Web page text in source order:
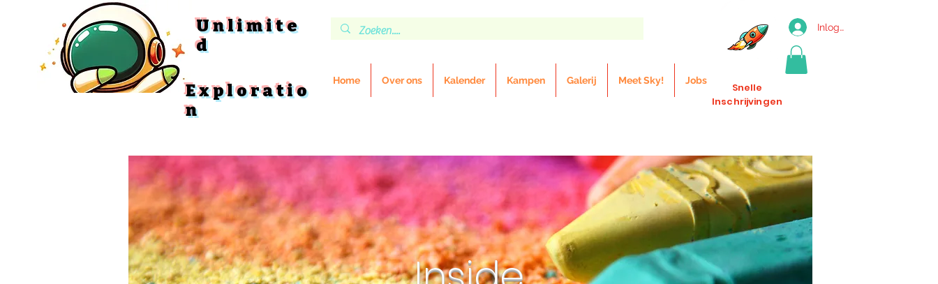
Unlimite
d
Exploratio
n
Inloggen
Home Over ons Kalender Kampen Galerij Meet Sky! Jobs
Snelle
Inschrijvingen